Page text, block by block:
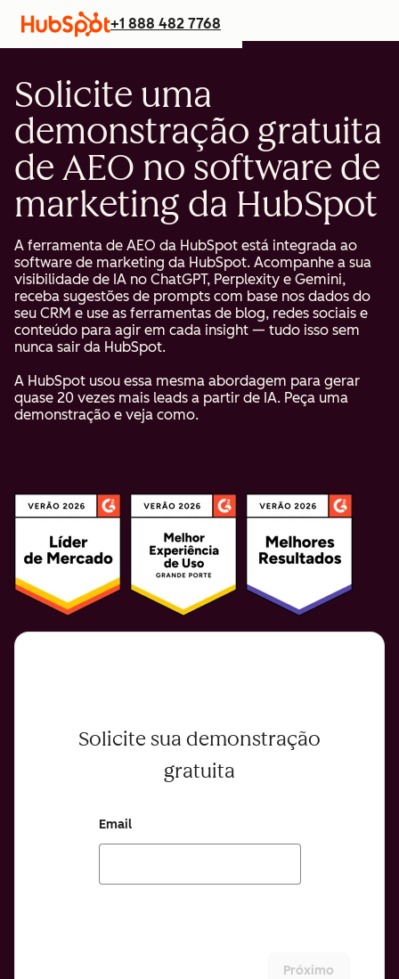
+1 888 482 7768
Solicite uma
demonstração gratuita
de AEO no software de
marketing da HubSpot
A ferramenta de AEO da HubSpot está integrada ao
software de marketing da HubSpot. Acompanhe a sua
visibilidade de IA no ChatGPT, Perplexity e Gemini,
receba sugestões de prompts com base nos dados do
seu CRM e use as ferramentas de blog, redes sociais e
conteúdo para agir em cada insight — tudo isso sem
nunca sair da HubSpot.
A HubSpot usou essa mesma abordagem para gerar
quase 20 vezes mais leads a partir de IA. Peça uma
demonstração e veja como.
Solicite sua demonstração
gratuita
Email
Próximo